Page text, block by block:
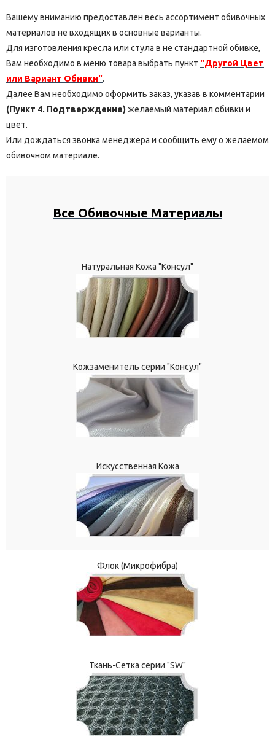
Вашему вниманию предоставлен весь ассортимент обивочных
материалов не входящих в основные варианты.
Для изготовления кресла или стула в не стандартной обивке,
Вам необходимо в меню товара выбрать пункт "Другой Цвет
или Вариант Обивки".
Далее Вам необходимо оформить заказ, указав в комментарии
(Пункт 4. Подтверждение) желаемый материал обивки и
цвет.
Или дождаться звонка менеджера и сообщить ему о желаемом
обивочном материале.
Все Обивочные Материалы
Натуральная Кожа "Консул"
Кожзаменитель серии "Консул"
Искусственная Кожа
Флок (Микрофибра)
Ткань-Сетка серии "SW"